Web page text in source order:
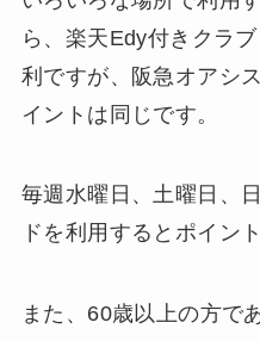
ら、楽天Edy付きクラ
利ですが、阪急オアシ
イントは同じです。
毎週水曜日、土曜日、
ドを利用するとポイン
また、60歳以上の方で